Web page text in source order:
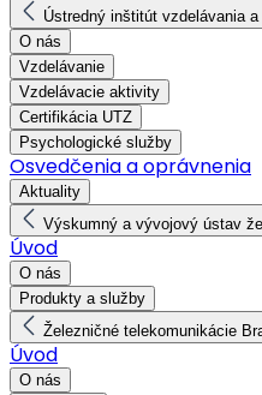
Ústredný inštitút vzdelávania
O nás
Vzdelávanie
Vzdelávacie aktivity
Certifikácia UTZ
Psychologické služby
Osvedčenia a oprávnenia
Aktuality
Výskumný a vývojový ústav
Úvod
O nás
Produkty a služby
Železničné telekomunikácie
Úvod
O nás